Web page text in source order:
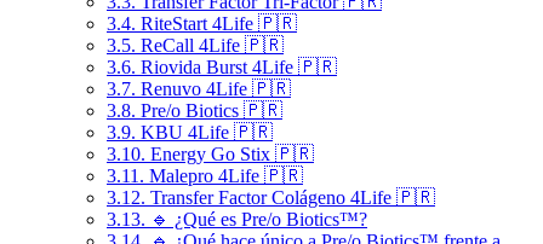
3.4. RiteStart 4Life 🇵🇷
3.5. ReCall 4Life 🇵🇷
3.6. Riovida Burst 4Life 🇵🇷
3.7. Renuvo 4Life 🇵🇷
3.8. Pre/o Biotics 🇵🇷
3.9. KBU 4Life 🇵🇷
3.10. Energy Go Stix 🇵🇷
3.11. Malepro 4Life 🇵🇷
3.12. Transfer Factor Colágeno 4Life 🇵🇷
3.13. 🔹 ¿Qué es Pre/o Biotics™?